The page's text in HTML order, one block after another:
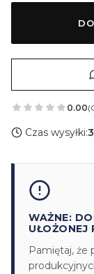
0.00
Czas wysyłki:
WAŻNE:
UŁOŻONEJ
Pamiętaj, że